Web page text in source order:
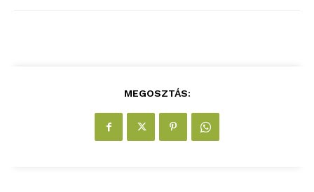
Adatkezelési tájékoztató
MEGOSZTÁS: